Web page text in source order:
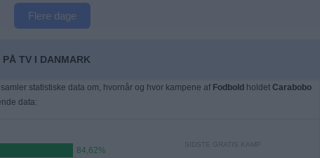
Flere dage
TV I DANMARK
statistiske data om, hvornår og hvor kampene af Fodbold holdet Carabobo
data:
84,62%
SIDSTE GRATIS KAMP